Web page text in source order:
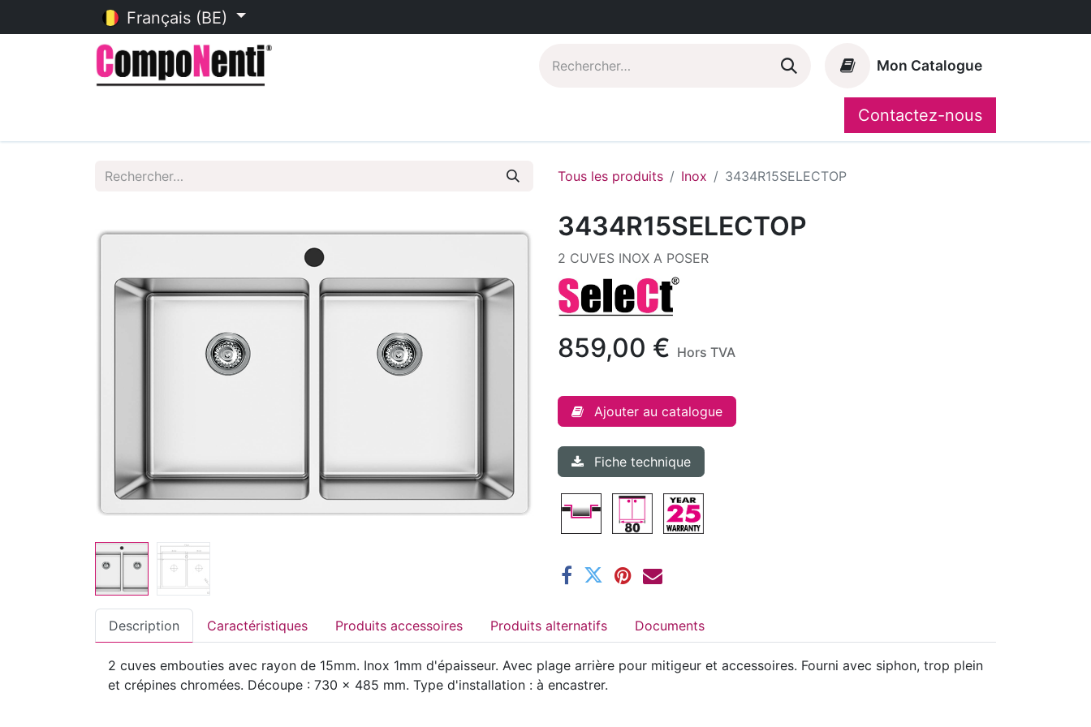
Français (BE)
Mon Catalogue
CompoShop
Contactez-nous
Tous les produits Inox 3434R15SELECTOP
3434R15SELECTOP
2 CUVES INOX A POSER
859,00 € Hors TVA
Ajouter au catalogue
Fiche technique
Description Caractéristiques Produits accessoires Produits alternatifs Documents
2 cuves embouties avec rayon de 15mm. Inox 1mm d'épaisseur. Avec plage arrière pour mitigeur et accessoires. Fourni avec siphon, trop plein
et crépines chromées. Découpe : 730 x 485 mm. Type d'installation : à encastrer.